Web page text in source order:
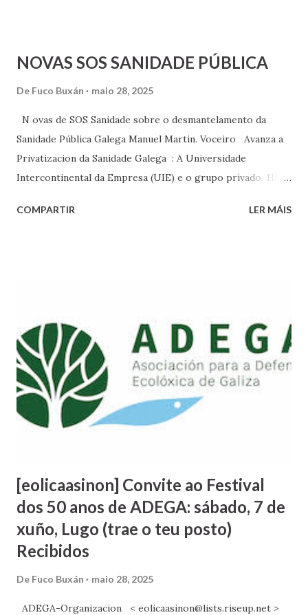
NOVAS SOS SANIDADE PÚBLICA
De Fuco Buxán maio 28, 2025
N ovas de SOS Sanidade sobre o desmantelamento da
Sanidade Pública Galega Manuel Martin. Voceiro Avanza a
Privatizacion da Sanidade Galega : A Universidade
Intercontinental da Empresa (UIE) e o grupo privado HM
de Ciencias da Saude Salud en Galicia co obxectivo de que
e nos centros de HM Hospitales https://uie.edu/la-uie-y-
hm- hospitales-pondran-en-marcha- el-grado-de-
enfermeria-y- progresivamente-nuevos- estudios-
superiores-en- ciencias-de-la-salud-en- galicia/ O
SERGAS persigue ao persoal que loita contra do deterioro
e desmantelamento do Hospital de Burela , Segundo
COMPARTIR LER MÁIS
[eolicaasinon] Convite ao Festival
dos 50 anos de ADEGA: sábado, 7 de
xuño, Lugo (trae o teu posto)
Recibidos
De Fuco Buxán maio 28, 2025
ADEGA-Organizacion < eolicaasinon@lists.riseup.net >